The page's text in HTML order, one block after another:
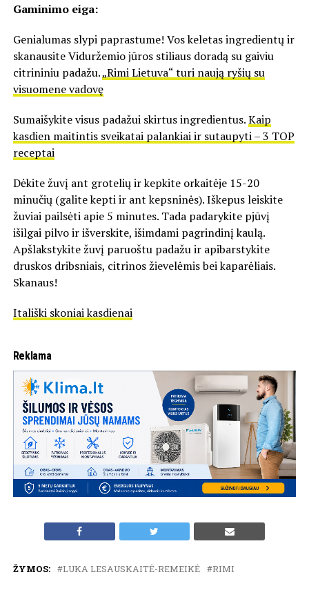
Gaminimo eiga:
Genialumas slypi paprastume! Vos keletas ingredientų ir
skanausite Viduržemio jūros stiliaus doradą su gaiviu
citrininiu padažu.„Rimi Lietuva“ turi naują ryšių su
visuomene vadovę
Sumaišykite visus padažui skirtus ingredientus.Kaip
kasdien maitintis sveikatai palankiai ir sutaupyti – 3 TOP
receptai
Dėkite žuvį ant grotelių ir kepkite orkaitėje 15-20
minučių (galite kepti ir ant kepsninės). Iškepus leiskite
žuviai pailsėti apie 5 minutes. Tada padarykite pjūvį
išilgai pilvo ir išverskite, išimdami pagrindinį kaulą.
Apšlakstykite žuvį paruoštu padažu ir apibarstykite
druskos dribsniais, citrinos žievelėmis bei kaparėliais.
Skanaus!
Itališki skoniai kasdienai
Reklama
ŽYMOS: LUKA LESAUSKAITĖ-REMEIKĖ RIMI